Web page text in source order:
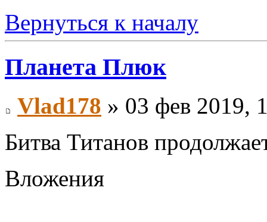
Вернуться к началу
Планета Плюк
Vlad178 » 03 фев 2019,
Битва Титанов
Вложения